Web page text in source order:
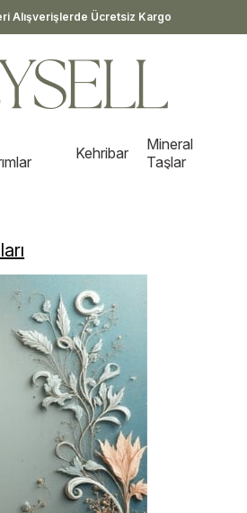
Alışverişlerde Ücretsiz Kargo
Kehribar
Mineral
Taşlar